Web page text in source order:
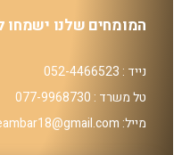
המומחים שלנו ישמחו
נייד : 052-4466523
טל משרד : 077-9968730
מייל: dreamteambar18@gmail.com